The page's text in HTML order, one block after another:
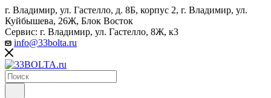
г. Владимир, ул. Гастелло, д. 8Б, корпус 2, г. Владимир, ул. ​
Куйбышева, 26Ж, Блок Восток
Сервис: г. Владимир, ул. Гастелло, 8Ж, к3
info@33bolta.ru